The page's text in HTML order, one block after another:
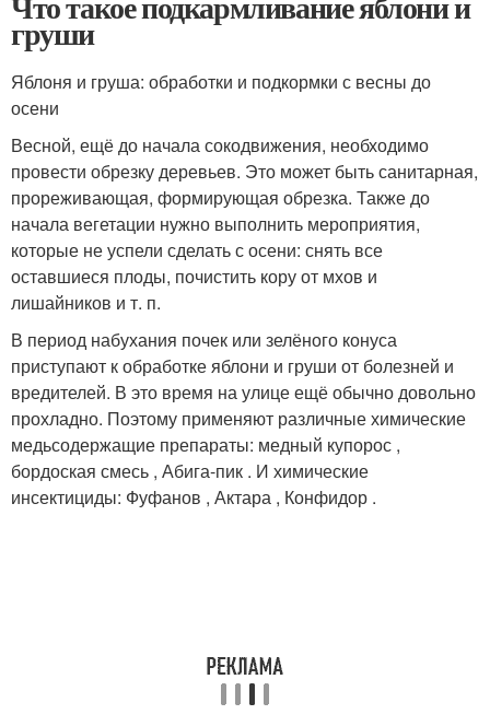
груши
Яблоня и груша: обработки и подкормки с весны до
осени
Весной, ещё до начала сокодвижения, необходимо
провести обрезку деревьев. Это может быть санитарная,
прореживающая, формирующая обрезка. Также до
начала вегетации нужно выполнить мероприятия,
которые не успели сделать с осени: снять все
оставшиеся плоды, почистить кору от мхов и
лишайников и т. п.
В период набухания почек или зелёного конуса
приступают к обработке яблони и груши от болезней и
вредителей. В это время на улице ещё обычно довольно
прохладно. Поэтому применяют различные химические
медьсодержащие препараты: медный купорос ,
бордоская смесь , Абига-пик . И химические
инсектициды: Фуфанов , Актара , Конфидор .